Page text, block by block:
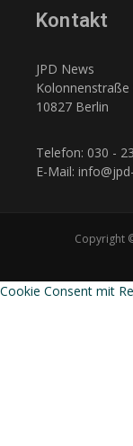
Kontakt
JPD News
Kolonnenstraße
10827 Berlin
Telefon: 030 -
E-Mail:
Copyright
Cookie Consent mit